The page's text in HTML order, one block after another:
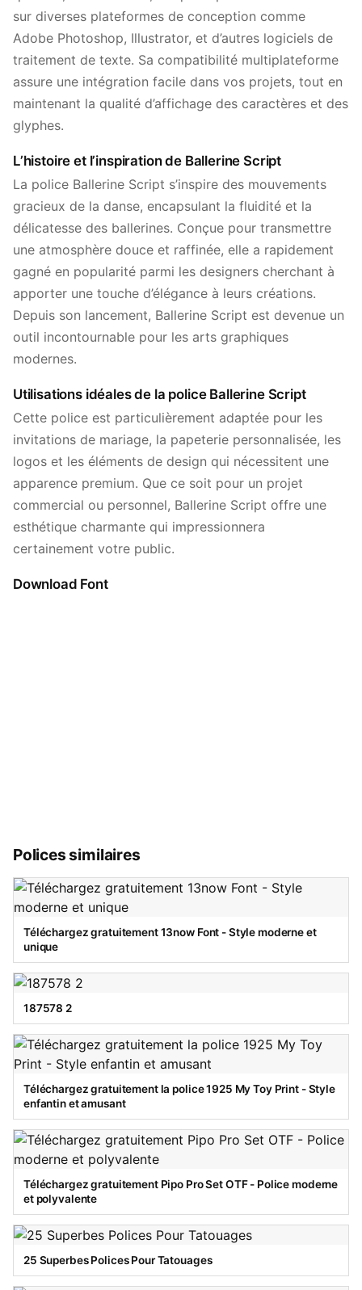
sur diverses plateformes de conception comme
Adobe Photoshop, Illustrator, et d’autres logiciels de
traitement de texte. Sa compatibilité multiplateforme
assure une intégration facile dans vos projets, tout en
maintenant la qualité d’affichage des caractères et des
glyphes.
L’histoire et l’inspiration de Ballerine Script
La police Ballerine Script s’inspire des mouvements
gracieux de la danse, encapsulant la fluidité et la
délicatesse des ballerines. Conçue pour transmettre
une atmosphère douce et raffinée, elle a rapidement
gagné en popularité parmi les designers cherchant à
apporter une touche d’élégance à leurs créations.
Depuis son lancement, Ballerine Script est devenue un
outil incontournable pour les arts graphiques
modernes.
Utilisations idéales de la police Ballerine Script
Cette police est particulièrement adaptée pour les
invitations de mariage, la papeterie personnalisée, les
logos et les éléments de design qui nécessitent une
apparence premium. Que ce soit pour un projet
commercial ou personnel, Ballerine Script offre une
esthétique charmante qui impressionnera
certainement votre public.
Download Font
Polices similaires
Téléchargez gratuitement 13now Font - Style moderne et
unique
187578 2
Téléchargez gratuitement la police 1925 My Toy Print - Style
enfantin et amusant
Téléchargez gratuitement Pipo Pro Set OTF - Police moderne
et polyvalente
25 Superbes Polices Pour Tatouages